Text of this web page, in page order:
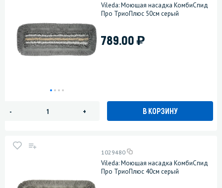
Vileda: Моющая насадка КомбиСпид
Про ТриоПлюс 50см серый
789.00)
- + В КОРЗИНУ
1029480
Vileda: Моющая насадка КомбиСпид
Про ТриоПлюс 40см серый